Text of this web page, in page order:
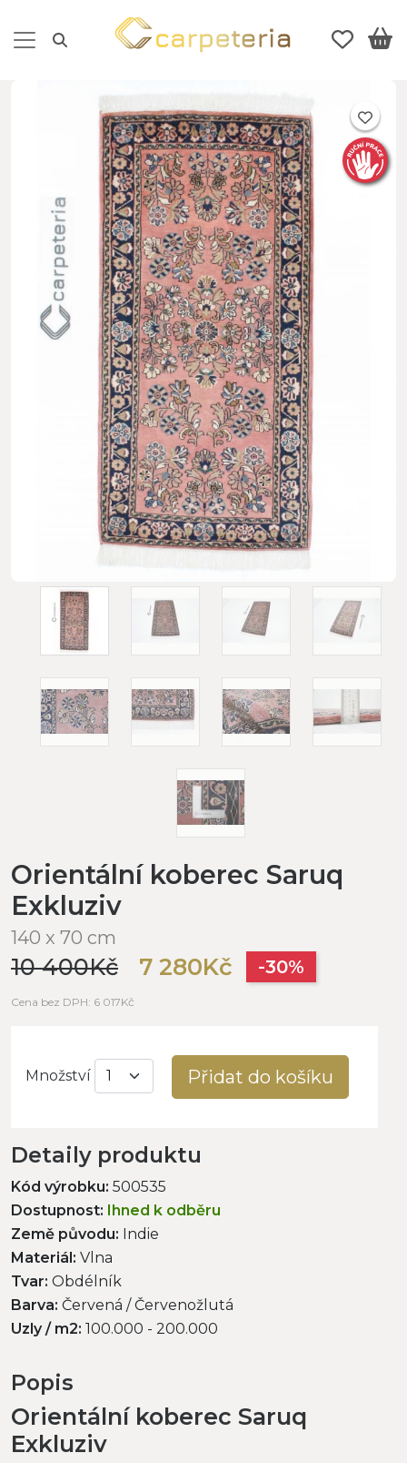
Orientální koberec Saruq
Exkluziv
140 x 70 cm
10 400Kč 7 280Kč -30%
Cena bez DPH: 6 017Kč
Množství Přidat do košíku
Detaily produktu
Kód výrobku: 500535
Dostupnost: Ihned k odběru
Země původu: Indie
Materiál: Vlna
Tvar: Obdélník
Barva: Červená / Červenožlutá
Uzly / m2: 100.000 - 200.000
Popis
Orientální koberec Saruq
Exkluziv